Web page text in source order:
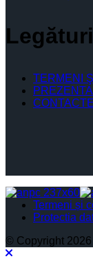
TERMENI
Termeni și
Protectia
© Copyright